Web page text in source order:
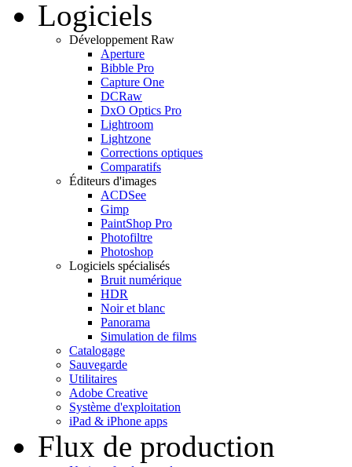
Logiciels
Développement Raw
Aperture
Bibble Pro
Capture One
DCRaw
DxO Optics Pro
Lightroom
Lightzone
Corrections optiques
Comparatifs
Éditeurs d'images
ACDSee
Gimp
PaintShop Pro
Photofiltre
Photoshop
Logiciels spécialisés
Bruit numérique
HDR
Noir et blanc
Panorama
Simulation de films
Catalogage
Sauvegarde
Utilitaires
Adobe Creative
Système d'exploitation
iPad & iPhone apps
Flux de production